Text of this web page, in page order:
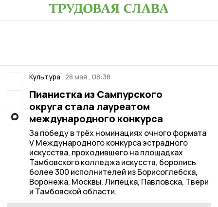
Культура 28 мая , 08:38
Пианистка из Сампурского
округа стала лауреатом
международного конкурса
За победу в трёх номинациях очного формата
V Международного конкурса эстрадного
искусства, проходившего на площадках
Тамбовского колледжа искусств, боролись
более 300 исполнителей из Борисоглебска,
Воронежа, Москвы, Липецка, Павловска, Твери
и Тамбовской области.